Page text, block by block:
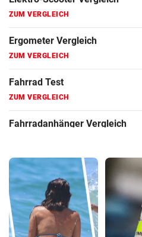
ZUM VERGLEICH
ZUM VERGLEICH
ZUM VERGLEICH